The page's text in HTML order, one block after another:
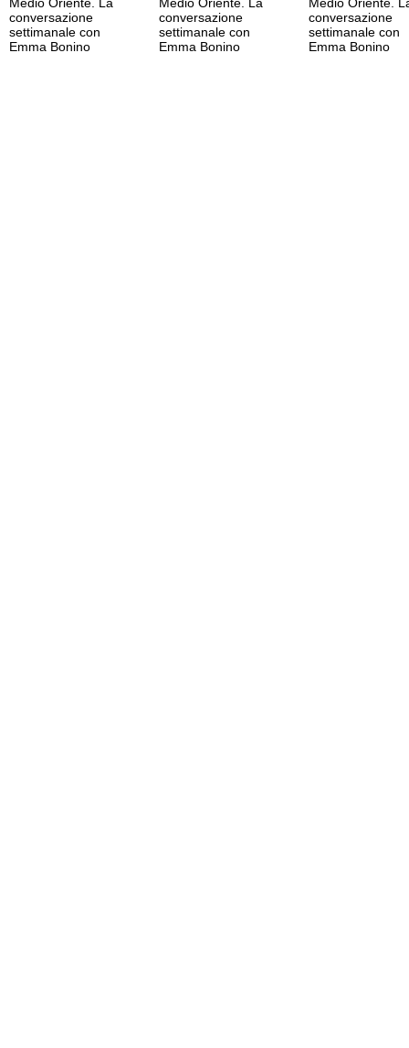
Medio Oriente. La
conversazione
settimanale con
Emma Bonino
Medio Oriente. La
conversazione
settimanale con
Emma Bonino
Medio Oriente.
conversazione
settimanale con
Emma Bonino